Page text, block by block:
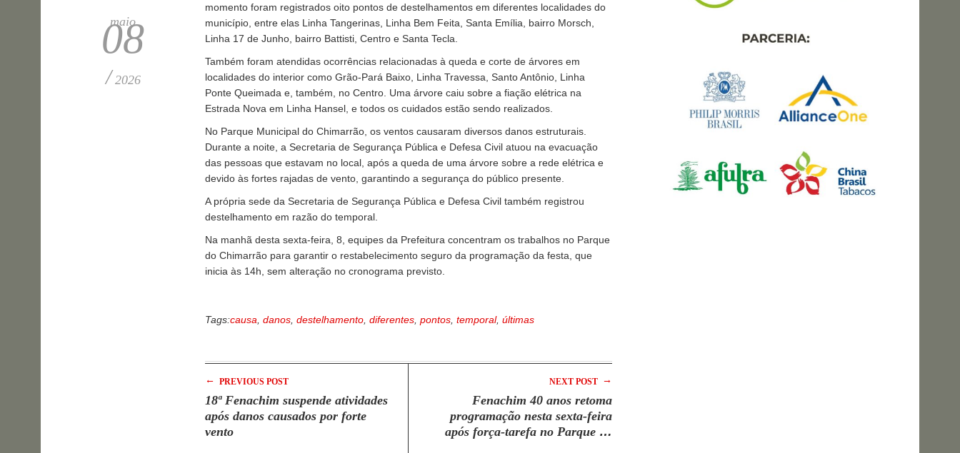
maio
08
/2026
momento foram registrados oito pontos de destelhamentos em diferentes localidades do
município, entre elas Linha Tangerinas, Linha Bem Feita, Santa Emília, bairro Morsch,
Linha 17 de Junho, bairro Battisti, Centro e Santa Tecla.
Também foram atendidas ocorrências relacionadas à queda e corte de árvores em
localidades do interior como Grão-Pará Baixo, Linha Travessa, Santo Antônio, Linha
Ponte Queimada e, também, no Centro. Uma árvore caiu sobre a fiação elétrica na
Estrada Nova em Linha Hansel, e todos os cuidados estão sendo realizados.
No Parque Municipal do Chimarrão, os ventos causaram diversos danos estruturais.
Durante a noite, a Secretaria de Segurança Pública e Defesa Civil atuou na evacuação
das pessoas que estavam no local, após a queda de uma árvore sobre a rede elétrica e
devido às fortes rajadas de vento, garantindo a segurança do público presente.
A própria sede da Secretaria de Segurança Pública e Defesa Civil também registrou
destelhamento em razão do temporal.
Na manhã desta sexta-feira, 8, equipes da Prefeitura concentram os trabalhos no Parque
do Chimarrão para garantir o restabelecimento seguro da programação da festa, que
inicia às 14h, sem alteração no cronograma previsto.
Tags:causa danos destelhamento diferentes pontos temporal, últimas
← PREVIOUS POST
18ª Fenachim suspende atividades
após danos causados por forte
vento
NEXT POST →
Fenachim 40 anos retoma
programação nesta sexta-feira
após força-tarefa no Parque do